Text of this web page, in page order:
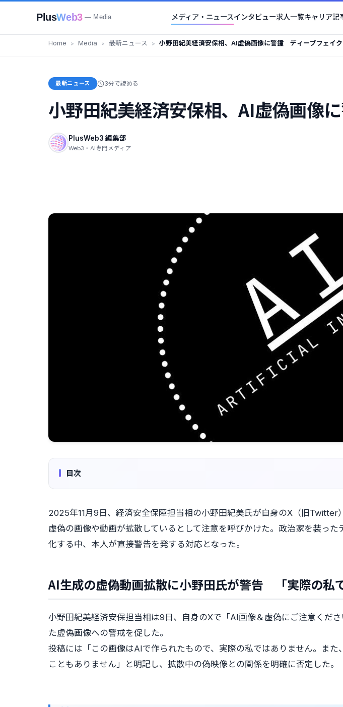
PlusWeb3 — Media メディア・ニュースインタビュー求人一覧キャリア記
Home Media 最新ニュース
小野田紀美経済安保相、AI虚偽画像に警鐘 ディープフェイ
最新ニュース 3分で読める
小野田紀美経済安保相、AI虚偽画像
PlusWeb3 編集部
Web3・AI専門メディア
目次
2025年11月9日、経済安全保障担当相の小野田紀美氏が自身のX（旧Twitter
虚偽の画像や動画が拡散しているとして注意を呼びかけた。政治家を装った
化する中、本人が直接警告を発する対応となった。
AI生成の虚偽動画拡散に小野田氏が警告 「実際の私
小野田紀美経済安保担当相は9日、自身のXで「AI画像＆虚偽にご注意くだ
た虚偽画像への警戒を促した。
投稿には「この画像はAIで作られたもので、実際の私ではありません。また
こともありません」と明記し、拡散中の偽映像との関係を明確に否定した。